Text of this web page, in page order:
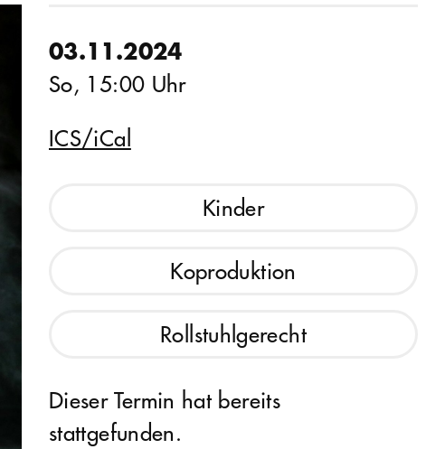
03.11.2024
So, 15:00 Uhr
ICS/iCal
Kinder
Koproduktion
Rollstuhlgerecht
Dieser Termin hat bereits
stattgefunden.